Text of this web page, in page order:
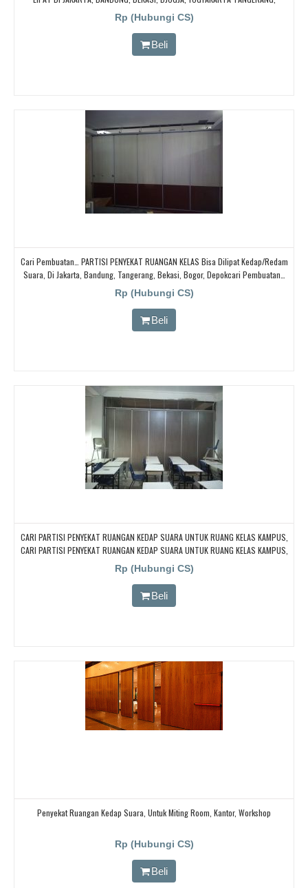
BOGOR,. BORNEO PABRIK PARTISI PINTU LIPAT, Pintu Lipat Kedap Suara
Rp (Hubungi CS)
Beli
Cari Pembuatan… PARTISI PENYEKAT RUANGAN KELAS Bisa Dilipat Kedap/redam
Suara, Di Jakarta, Bandung, Tangerang, Bekasi, Bogor, Depokcari Pembuatan…
PARTISI PENYEKAT RUANGAN KELAS Bisa Dilipat Kedap/redam Suara, Di Jakarta,
Bandung, Tangerang, Bekasi, Bogor, Depokcari Pembuatan… PARTISI PENYEKAT
RUANGAN KELAS Bisa Dilipat Kedap/redam Suara, Di Jakarta, Bandung,
Tangerang, Bekasi, Bogor, Depok
Rp (Hubungi CS)
Beli
CARI PARTISI PENYEKAT RUANGAN KEDAP SUARA UNTUK RUANG KELAS KAMPUS,
CARI PARTISI PENYEKAT RUANGAN KEDAP SUARA UNTUK RUANG KELAS KAMPUS,
CARI PARTISI PENYEKAT RUANGAN KEDAP SUARA UNTUK RUANG KELAS KAMPUS,
CARI PARTISI PENYEKAT RUANGAN KEDAP SUARA UNTUK RUANG KELAS KAMPUS,
CARI PARTISI PENYEKAT RUANGAN KEDAP SUARA UNTUK RUANG KELAS KAMPUS
Rp (Hubungi CS)
Beli
Penyekat Ruangan Kedap Suara, Untuk Miting Room, Kantor, Workshop
Rp (Hubungi CS)
Beli